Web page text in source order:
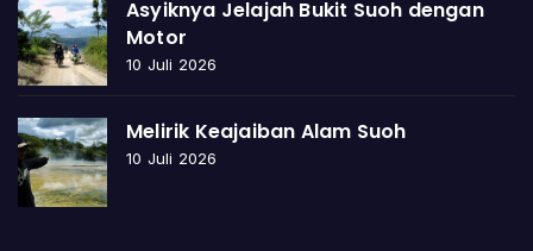
Asyiknya Jelajah Bukit Suoh dengan
Motor
10 Juli 2026
Melirik Keajaiban Alam Suoh
10 Juli 2026